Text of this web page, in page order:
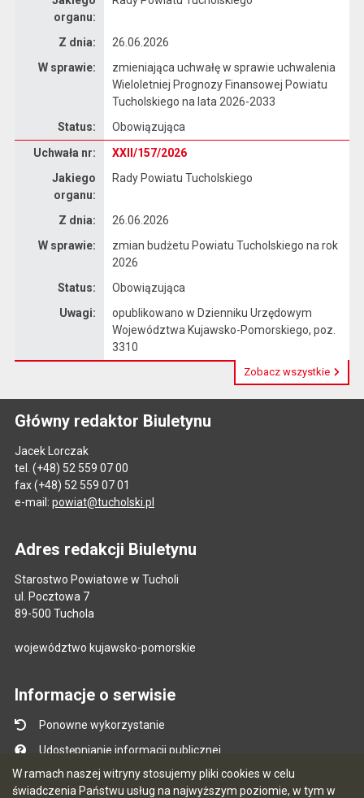
W ramach naszej witryny stosujemy pliki cookies w celu
świadczenia Państwu usług na najwyższym poziomie, w tym w
organu:
Z dnia:
26.06.2026
W sprawie:
zmieniająca uchwałę w sprawie uchwalenia
Wieloletniej Prognozy Finansowej Powiatu
Tucholskiego na lata 2026-2033
Status:
Obowiązująca
Uchwała nr:
XXII/157/2026
Jakiego
organu:
Rady Powiatu Tucholskiego
Z dnia:
26.06.2026
W sprawie:
zmian budżetu Powiatu Tucholskiego na rok
2026
Status:
Obowiązująca
Uwagi:
opublikowano w Dzienniku Urzędowym
Województwa Kujawsko-Pomorskiego, poz.
3310
Zobacz wszystkie
Główny redaktor Biuletynu
Jacek Lorczak
tel. (+48) 52 559 07 00
fax (+48) 52 559 07 01
e-mail: powiat@tucholski.pl
Adres redakcji Biuletynu
Starostwo Powiatowe w Tucholi
ul. Pocztowa 7
89-500 Tuchola
województwo kujawsko-pomorskie
Informacje o serwisie
Ponowne wykorzystanie
Udostępnianie informacji publicznej
Mapa serwisu